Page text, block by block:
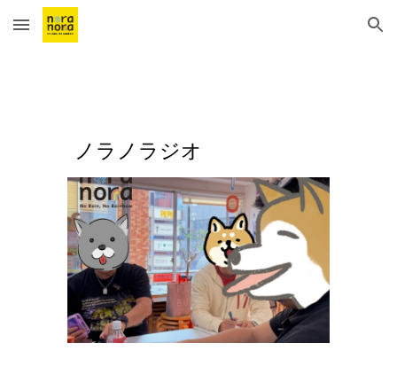
Skip to main content Skip to navigation
ノラノラジオ